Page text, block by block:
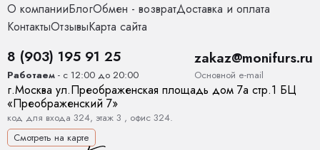
О компанииБлогОбмен - возвратДоставка и оплата
КонтактыОтзывыКарта сайта
8 (903) 195 91 25
Работаем - с 12:00 до 20:00
zakaz@monifurs.ru
Основной е-mail
г.Москва ул.Преображенская площадь дом 7а стр.1 БЦ
«Преображенский 7»
код для входа 324, этаж 3 , офис 324.
Смотреть на карте